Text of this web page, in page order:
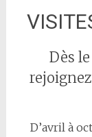
Dès
D’avril à